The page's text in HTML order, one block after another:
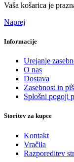
Vaša košarica je
Naprej
Informacije
Urejanje
O nas
Dostava
Zasebnost in
Splošni pogoji
Storitev za kupce
Kontakt
Vračila
Razporeditev